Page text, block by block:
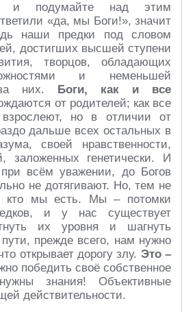
и подумайте над этим
«да, мы Боги!», значит
наши предки под словом
достигших высшей ступени
творцов, обладающих
и неменьшей
за них. Боги, как и все
от родителей; как все
но в отличии от
дальше всех остальных в
своей нравственности,
заложенных генетически. И
всём уважении, до Богов
не дотягивают. Но, тем не
кто мы есть. Мы – потомки
и у нас существует
их уровня и шагнуть
прежде всего, нам нужно
открывает дорогу злу. Это –
победить своё собственное
знания! Объективные
действительности.